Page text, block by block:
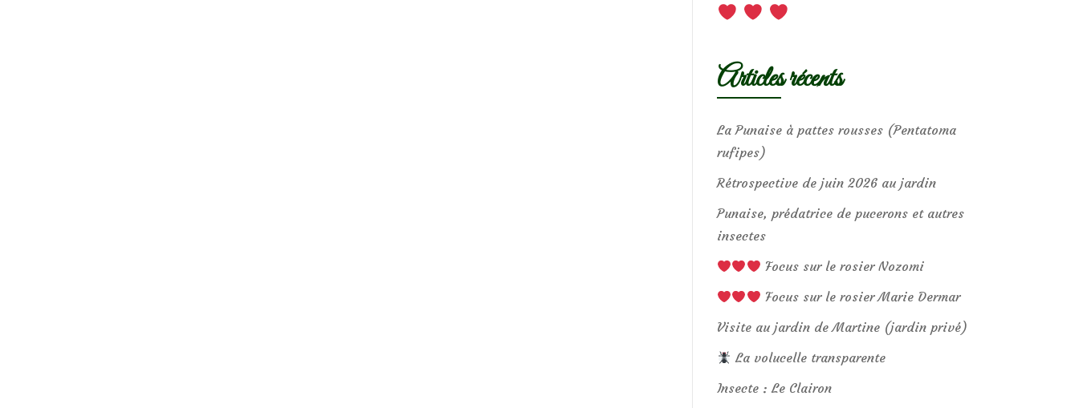
Articles récents
La Punaise à pattes rousses (Pentatoma
rufipes)
Rétrospective de juin 2026 au jardin
Punaise, prédatrice de pucerons et autres
insectes
Focus sur le rosier Nozomi
Focus sur le rosier Marie Dermar
Visite au jardin de Martine (jardin privé)
La volucelle transparente
Insecte : Le Clairon